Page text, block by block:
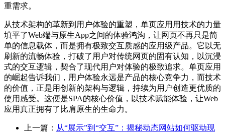
重需求。
从技术架构的革新到用户体验的重塑，单页应用用技术的力量
填平了Web端与原生App之间的体验鸿沟，让网页不再只是简
单的信息载体，而是拥有极致交互质感的应用级产品。它以无
刷新的流畅体验，打破了用户对传统网页的固有认知，以沉浸
式的交互逻辑，契合了现代用户对体验的极致追求。单页应用
的崛起告诉我们，用户体验永远是产品的核心竞争力，而技术
的价值，正是用创新的架构与逻辑，持续为用户创造更优质的
使用感受。这便是SPA的核心价值，以技术赋能体验，让Web
应用真正拥有了比肩原生的生命力。
上一篇： 从“展示”到“交互”：揭秘动态网站如何驱动现